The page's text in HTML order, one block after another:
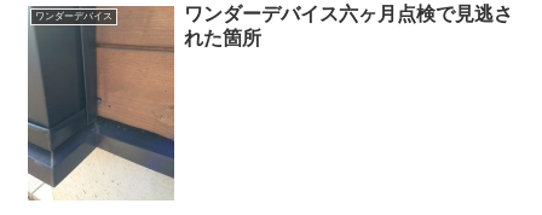
ワンダーデバイス
ワンダーデバイス六ヶ月点検で見逃さ
れた箇所